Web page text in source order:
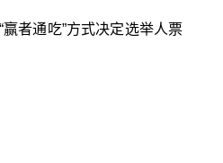
者通吃”方式决定选举人票